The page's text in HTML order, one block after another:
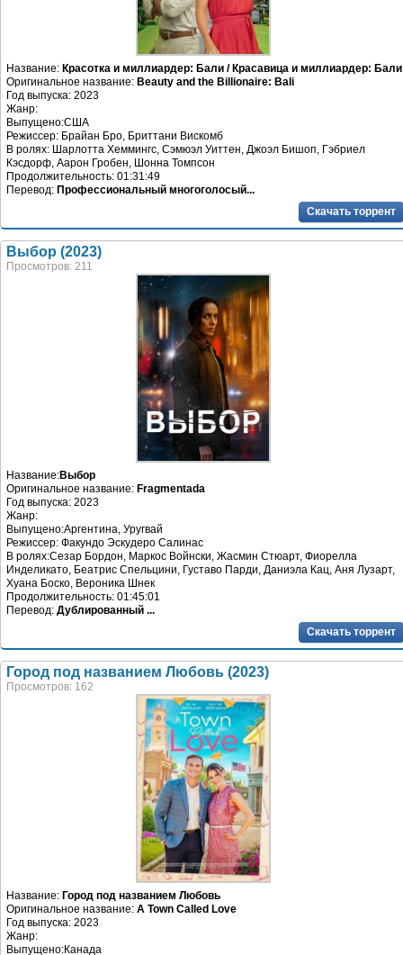
Название: Красотка и миллиардер: Бали / Красавица и миллиардер: Бали
Оригинальное название: Beauty and the Billionaire: Bali
Год выпуска: 2023
Жанр:
Выпущено:США
Режиссер: Брайан Бро, Бриттани Вискомб
В ролях: Шарлотта Хеммингс, Сэмюэл Уиттен, Джоэл Бишоп, Гэбриел
Кэсдорф, Аарон Гробен, Шонна Томпсон
Продолжительность: 01:31:49
Перевод: Профессиональный многоголосый...
Скачать торрент
Выбор (2023)
Просмотров: 211
Название:Выбор
Оригинальное название: Fragmentada
Год выпуска: 2023
Жанр:
Выпущено:Аргентина, Уругвай
Режиссер: Факундо Эскудеро Салинас
В ролях:Сезар Бордон, Маркос Войнски, Жасмин Стюарт, Фиорелла
Инделикато, Беатрис Спельцини, Густаво Парди, Даниэла Кац, Аня Лузарт,
Хуана Боско, Вероника Шнек
Продолжительность: 01:45:01
Перевод: Дублированный ...
Скачать торрент
Город под названием Любовь (2023)
Просмотров: 162
Название: Город под названием Любовь
Оригинальное название: A Town Called Love
Год выпуска: 2023
Жанр:
Выпущено:Канада